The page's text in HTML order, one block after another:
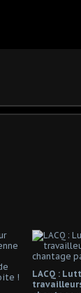
LACQ :